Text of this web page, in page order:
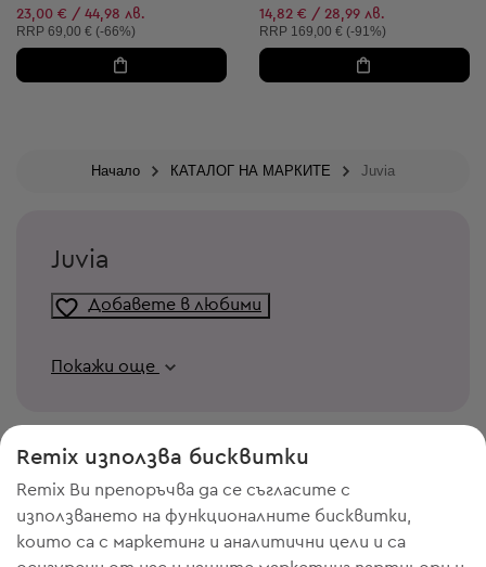
23,00 € / 44,98 лв.
Препоръчителна цена:
RRP 69,00 € (-66%)
14,82 € / 28,99 лв.
Препоръчителна цена:
RRP 169,00 € (-91%)
Начало КАТАЛОГ НА МАРКИТЕ Juvia
Juvia
Добавете в любими
Покажи още
Remix използва бисквитки
Remix Ви препоръчва да се съгласите с
използването на функционалните бисквитки,
които са с маркетинг и аналитични цели и са